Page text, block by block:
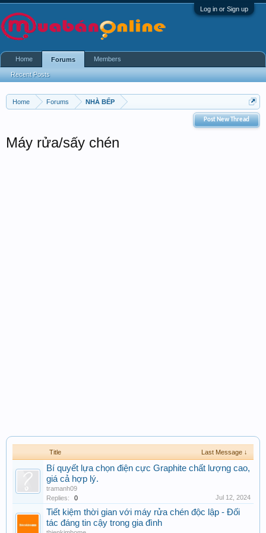
Log in or Sign up
Post New Thread
Home Forums NHÀ BẾP
Máy rửa/sấy chén
Title Last Message ↓
Bí quyết lựa chọn điện cực Graphite chất lượng cao,
giá cả hợp lý.
tramanh09
Replies:
0 Jul 12, 2024
Tiết kiệm thời gian với máy rửa chén độc lập - Đối
tác đáng tin cậy trong gia đình
Home Forums
Recent Posts
Members